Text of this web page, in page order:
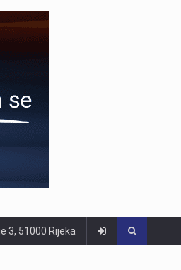
3, 51000 Rijeka